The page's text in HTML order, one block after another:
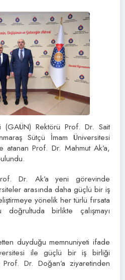
(GAÜN) Rektörü Prof. Dr. Sait
Sütçü İmam Üniversitesi
atanan Prof. Dr. Mahmut Ak’a,
Dr. Ak’a yeni görevinde
arasında daha güçlü bir iş
yönelik her türlü fırsata
birlikte çalışmayı
duyduğu memnuniyeti ifade
ile güçlü bir iş birliği
Dr. Doğan’a ziyaretinden